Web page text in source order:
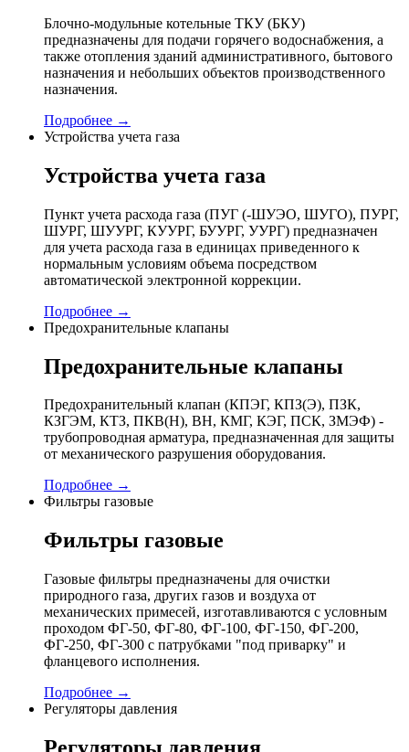
Блочно-модульные котельные ТКУ (БКУ)
предназначены для подачи горячего водоснабжения, а
также отопления зданий административного, бытового
назначения и небольших объектов производственного
назначения.
Подробнее →
Устройства учета газа
Устройства учета газа
Пункт учета расхода газа (ПУГ (-ШУЭО, ШУГО), ПУРГ,
ШУРГ, ШУУРГ, КУУРГ, БУУРГ, УУРГ) предназначен
для учета расхода газа в единицах приведенного к
нормальным условиям объема посредством
автоматической электронной коррекции.
Подробнее →
Предохранительные клапаны
Предохранительные клапаны
Предохранительный клапан (КПЭГ, КПЗ(Э), ПЗК,
КЗГЭМ, КТЗ, ПКВ(Н), ВН, КМГ, КЭГ, ПСК, ЗМЭФ) -
трубопроводная арматура, предназначенная для защиты
от механического разрушения оборудования.
Подробнее →
Фильтры газовые
Фильтры газовые
Газовые фильтры предназначены для очистки
природного газа, других газов и воздуха от
механических примесей, изготавливаются с условным
проходом ФГ-50, ФГ-80, ФГ-100, ФГ-150, ФГ-200,
ФГ-250, ФГ-300 с патрубками "под приварку" и
фланцевого исполнения.
Подробнее →
Регуляторы давления